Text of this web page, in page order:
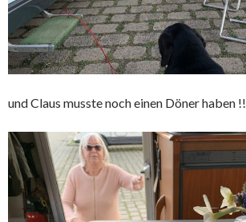
und Claus musste noch einen Döner haben !!